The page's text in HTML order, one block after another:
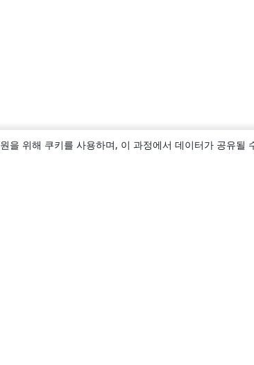
을 위해 쿠키를 사용하며, 이 과정에서 데이터가 공유될